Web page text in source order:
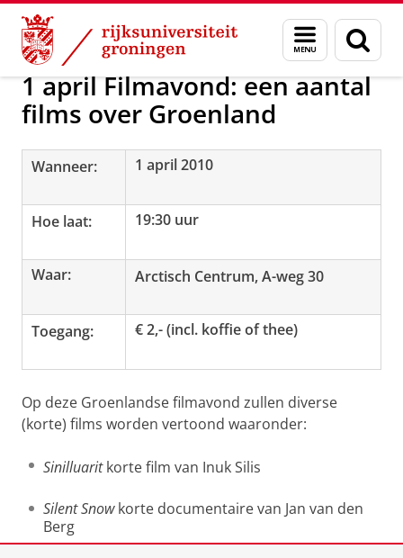
Skip
Content
Skip
Navigation
Menu
en
zoeken
Onderzoek Activiteiten overzicht
1 april Filmavond: een aantal
films over Groenland
Wanneer: 1 april 2010
Hoe laat: 19:30 uur
Waar: Arctisch Centrum, A-weg 30
Toegang: € 2,- (incl. koffie of thee)
Op deze Groenlandse filmavond zullen diverse
(korte) films worden vertoond waaronder:
Sinilluaritkorte film van Inuk Silis
Silent Snowkorte documentaire van Jan van den
Berg